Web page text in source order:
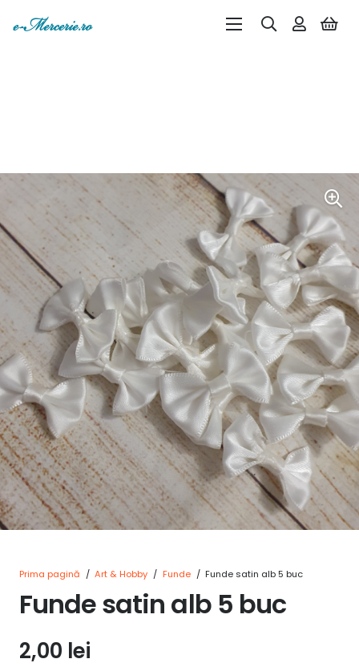
Prima pagină / Art & Hobby / Funde / Funde satin alb 5 buc
Funde satin alb 5 buc
2,00 lei